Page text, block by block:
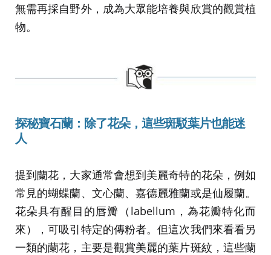
無需再採自野外，成為大眾能培養與欣賞的觀賞植
物。
探秘寶石蘭：除了花朵，這些斑駁葉片也能迷
人
提到蘭花，大家通常會想到美麗奇特的花朵，例如
常見的蝴蝶蘭、文心蘭、嘉德麗雅蘭或是仙履蘭。
花朵具有醒目的唇瓣（labellum，為花瓣特化而
來），可吸引特定的傳粉者。但這次我們來看看另
一類的蘭花，主要是觀賞美麗的葉片斑紋，這些蘭